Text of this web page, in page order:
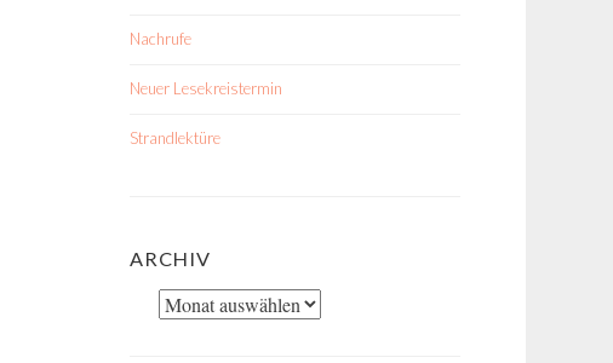
Nachrufe
Neuer Lesekreistermin
Strandlektüre
ARCHIV
Archiv